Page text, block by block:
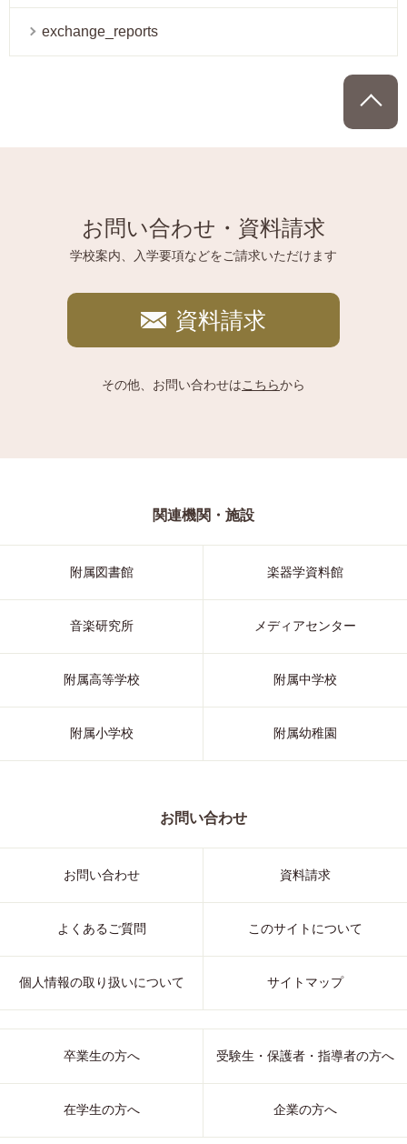
exchange_reports
お問い合わせ・資料請求
学校案内、入学要項などをご請求いただけます
資料請求
その他、お問い合わせはこちらから
関連機関・施設
附属図書館 楽器学資料館
音楽研究所 メディアセンター
附属高等学校 附属中学校
附属小学校 附属幼稚園
お問い合わせ
お問い合わせ 資料請求
よくあるご質問 このサイトについて
個人情報の取り扱いについて サイトマップ
卒業生の方へ 受験生・保護者・指導者の方へ
在学生の方へ 企業の方へ